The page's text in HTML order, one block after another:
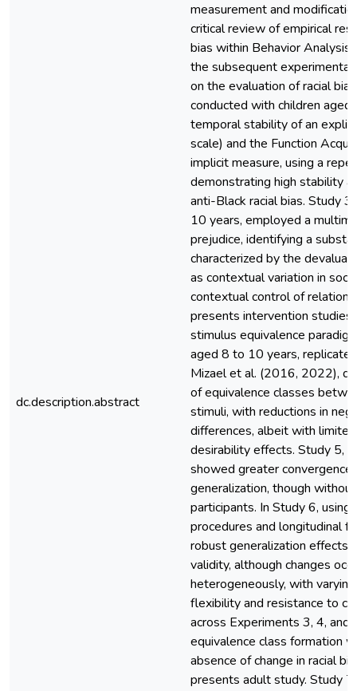
dc.description.abstract
measurement and
critical review of empirical
bias within Behavior
the subsequent
on the evaluation of racial
conducted with children
temporal stability of an
scale) and the Function
implicit measure, using a
demonstrating high stability
anti-Black racial bias. Study
10 years, employed a
prejudice, identifying a
characterized by the
as contextual variation in
contextual control of
presents intervention
stimulus equivalence
aged 8 to 10 years,
Mizael et al. (2016, 2022),
of equivalence classes
stimuli, with reductions in
differences, albeit with
desirability effects. Study 5,
showed greater convergence
generalization, though
participants. In Study 6,
procedures and longitudinal
robust generalization effects
validity, although changes
heterogeneously, with
flexibility and resistance to
across Experiments 3, 4,
equivalence class formation
absence of change in racial
presents adult study. Study